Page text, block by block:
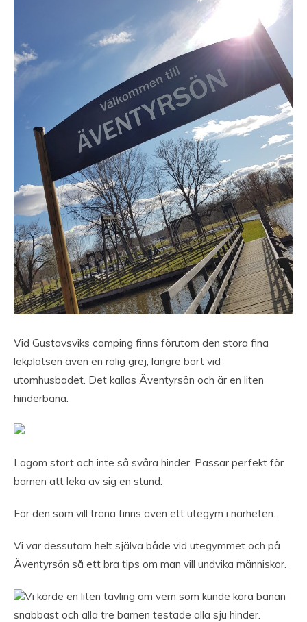
Vid Gustavsviks camping finns förutom den stora fina
lekplatsen även en rolig grej, längre bort vid
utomhusbadet. Det kallas Äventyrsön och är en liten
hinderbana.
Lagom stort och inte så svåra hinder. Passar perfekt för
barnen att leka av sig en stund.
För den som vill träna finns även ett utegym i närheten.
Vi var dessutom helt själva både vid utegymmet och på
Äventyrsön så ett bra tips om man vill undvika människor.
Vi körde en liten tävling om vem som kunde köra banan
snabbast och alla tre barnen testade alla sju hinder.